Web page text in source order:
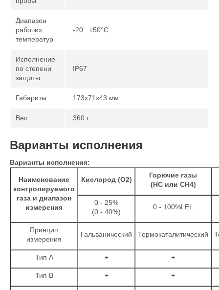
Диапазон
рабочих
температур
-20...+50°C
Исполнение
по степени
защиты
IP67
Габариты 173x71x43 мм
Вес 360 г
Варианты исполнения
Варианты исполнения:
Наименование
контролируемого
газа и диапазон
измерения
Кислород (О2)
Горючие газы
(HC или CH4)
0 - 25%
(0 - 40%)
0 - 100%LEL
Принцип
измерения
Гальванический Термокаталитический
Тип А + +
Тип B + +